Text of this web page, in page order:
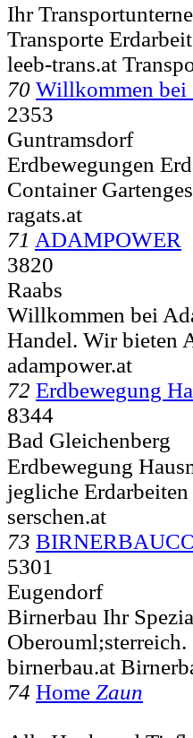
Ihr
Transporte
leeb-trans.at
70 Willkommen bei
2353
Guntramsdorf
Erdbewegungen
Container
ragats.at
71 ADAMPOWER
3820
Raabs
Willkommen bei
Handel. Wir bieten
adampower.at
72 Erdbewegung
8344
Bad Gleichenberg
Erdbewegung
jegliche
serschen.at
73
5301
Eugendorf
Birnerbau Ihr
Oberouml;sterreich.
birnerbau.at
74 Home Zaun